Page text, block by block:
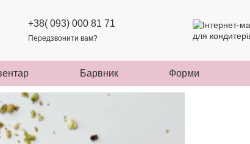
+38( 093) 000 81 71
Передзвонити вам?
Барвник Форми